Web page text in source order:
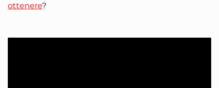
ottenere?